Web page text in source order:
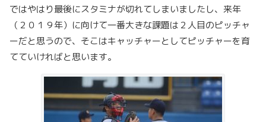
ではやはり最後にスタミナが切れてしまいましたし、来年
（２０１９年）に向けて一番大きな課題は２人目のピッチャ
ーだと思うので、そこはキャッチャーとしてピッチャーを育
てていければと思います。